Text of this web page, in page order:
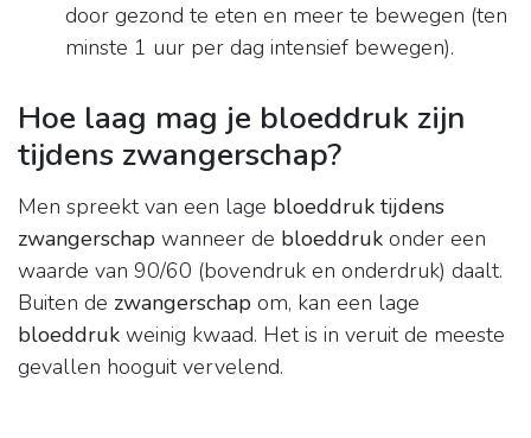
door gezond te eten en meer te bewegen (ten
minste 1 uur per dag intensief bewegen).
Hoe laag mag je bloeddruk zijn
tijdens zwangerschap?
Men spreekt van een lage bloeddruk tijdens
zwangerschap wanneer de bloeddruk onder een
waarde van 90/60 (bovendruk en onderdruk) daalt.
Buiten de zwangerschap om, kan een lage
bloeddruk weinig kwaad. Het is in veruit de meeste
gevallen hooguit vervelend.